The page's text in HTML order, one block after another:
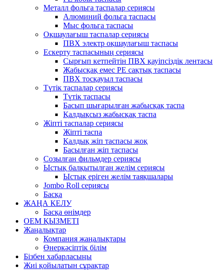
Металл фольга таспалар сериясы
Алюминий фольга таспасы
Мыс фольга таспасы
Оқшаулағыш таспалар сериясы
ПВХ электр оқшаулағыш таспасы
Ескерту таспасының сериясы
Сырғып кетпейтін ПВХ қауіпсіздік лентасы
Жабысқақ емес PE сақтық таспасы
ПВХ тосқауыл таспасы
Түтік таспалар сериясы
Түтік таспасы
Басып шығарылған жабысқақ таспа
Қалдықсыз жабысқақ таспа
Жіпті таспалар сериясы
Жіпті таспа
Қалдық жіп таспасы жоқ
Басылған жіп таспасы
Созылған фильмдер сериясы
Ыстық балқытылған желім сериясы
Ыстық еріген желім таяқшалары
Jombo Roll сериясы
Басқа
ЖАҢА КЕЛУ
Басқа өнімдер
OEM ҚЫЗМЕТІ
Жаңалықтар
Компания жаңалықтары
Өнеркәсіптік білім
Бізбен хабарласыңы
Жиі қойылатын сұрақтар